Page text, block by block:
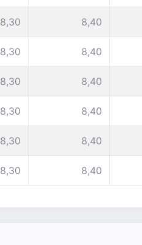
8,30 8,40
8,30 8,40
8,30 8,40
8,30 8,40
8,30 8,40
8,30 8,40